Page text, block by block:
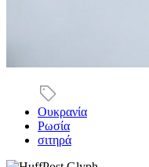
Ουκρανία
Ρωσία
σιτηρά